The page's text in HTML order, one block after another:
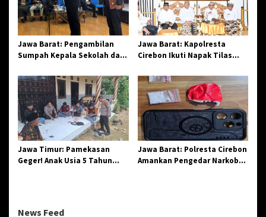
Jawa Barat: Pengambilan
Sumpah Kepala Sekolah dan
Penegasan Integritas
Aparatur Pendidikan dan
Birokrasi
Jawa Barat: Kapolresta
Cirebon Ikuti Napak Tilas
Sinergi dan Pelestarian
Sejarah
Jawa Timur: Pamekasan
Geger! Anak Usia 5 Tahun
Jawa Barat: Polresta Cirebon
Amankan Pengedar Narkoba
News Feed